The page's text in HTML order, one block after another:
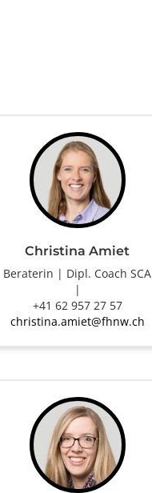
Christina Amiet
Beraterin | Dipl. Coach SCA
|
+41 62 957 27 57
christina.amiet@fhnw.ch